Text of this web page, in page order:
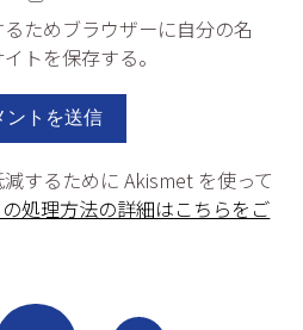
ためブラウザーに自分の名
トを保存する。
するために Akismet を使って
処理方法の詳細はこちらをご